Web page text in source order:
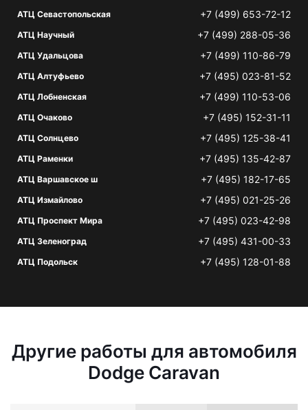
АТЦ Севастопольская +7 (499) 653-72-12
АТЦ Научный +7 (499) 288-05-36
АТЦ Удальцова +7 (499) 110-86-79
АТЦ Алтуфьево +7 (495) 023-81-52
АТЦ Лобненская +7 (499) 110-53-06
АТЦ Очаково +7 (495) 152-31-11
АТЦ Солнцево +7 (495) 125-38-41
АТЦ Раменки +7 (495) 135-42-87
АТЦ Варшавское ш +7 (495) 182-17-65
АТЦ Измайлово +7 (495) 021-25-26
АТЦ Проспект Мира +7 (495) 023-42-98
АТЦ Зеленоград +7 (495) 431-00-33
АТЦ Подольск +7 (495) 128-01-88
Другие работы для автомобиля
Dodge Caravan